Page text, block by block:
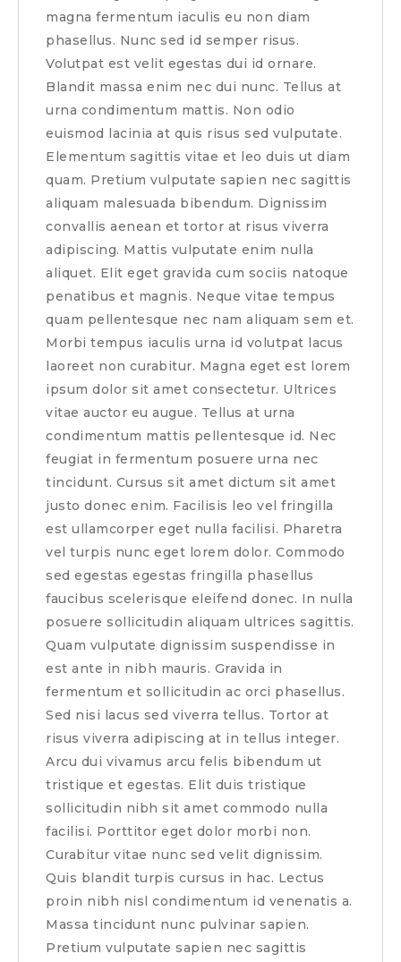
magna fermentum iaculis eu non diam
phasellus. Nunc sed id semper risus.
Volutpat est velit egestas dui id ornare.
Blandit massa enim nec dui nunc. Tellus at
urna condimentum mattis. Non odio
euismod lacinia at quis risus sed vulputate.
Elementum sagittis vitae et leo duis ut diam
quam. Pretium vulputate sapien nec sagittis
aliquam malesuada bibendum. Dignissim
convallis aenean et tortor at risus viverra
adipiscing. Mattis vulputate enim nulla
aliquet. Elit eget gravida cum sociis natoque
penatibus et magnis. Neque vitae tempus
quam pellentesque nec nam aliquam sem et.
Morbi tempus iaculis urna id volutpat lacus
laoreet non curabitur. Magna eget est lorem
ipsum dolor sit amet consectetur. Ultrices
vitae auctor eu augue. Tellus at urna
condimentum mattis pellentesque id. Nec
feugiat in fermentum posuere urna nec
tincidunt. Cursus sit amet dictum sit amet
justo donec enim. Facilisis leo vel fringilla
est ullamcorper eget nulla facilisi. Pharetra
vel turpis nunc eget lorem dolor. Commodo
sed egestas egestas fringilla phasellus
faucibus scelerisque eleifend donec. In nulla
posuere sollicitudin aliquam ultrices sagittis.
Quam vulputate dignissim suspendisse in
est ante in nibh mauris. Gravida in
fermentum et sollicitudin ac orci phasellus.
Sed nisi lacus sed viverra tellus. Tortor at
risus viverra adipiscing at in tellus integer.
Arcu dui vivamus arcu felis bibendum ut
tristique et egestas. Elit duis tristique
sollicitudin nibh sit amet commodo nulla
facilisi. Porttitor eget dolor morbi non.
Curabitur vitae nunc sed velit dignissim.
Quis blandit turpis cursus in hac. Lectus
proin nibh nisl condimentum id venenatis a.
Massa tincidunt nunc pulvinar sapien.
Pretium vulputate sapien nec sagittis